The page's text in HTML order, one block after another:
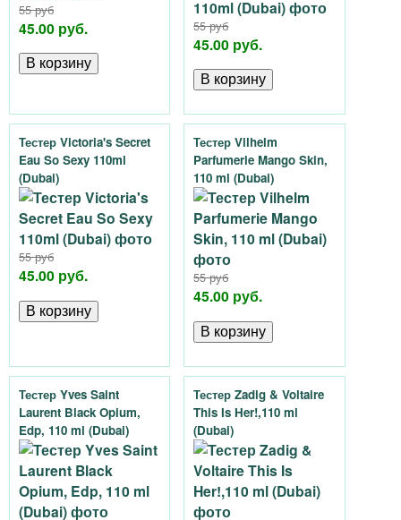
55 руб
45.00 руб. 55 руб
45.00 руб.
Тестер Victoria's Secret
Eau So Sexy 110ml
(Dubai)
55 руб
45.00 руб.
Тестер Vilhelm
Parfumerie Mango Skin,
110 ml (Dubai)
55 руб
45.00 руб.
Тестер Yves Saint
Laurent Black Opium,
Edp, 110 ml (Dubai)
Тестер Zadig & Voltaire
This Is Her!,110 ml
(Dubai)